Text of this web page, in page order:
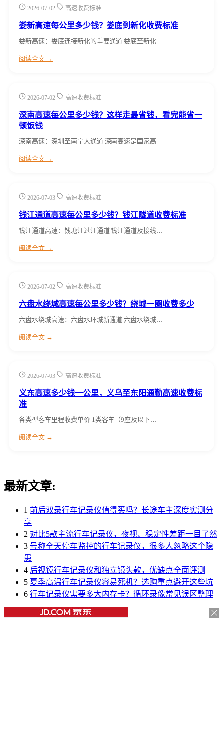
2026-07-02 高速收费标准
娄新高速每公里多少钱？娄底到新化收费标准
娄新高速：娄底连接新化的重要通道 娄底至新化…
阅读全文 →
2026-07-02 高速收费标准
深南高速每公里多少钱？这样走最省钱，看完能省一
顿饭钱
深南高速：深圳至南宁大通道 深南高速是国家高…
阅读全文 →
2026-07-03 高速收费标准
钱江通道高速每公里多少钱？钱江隧道收费标准
钱江通道高速：钱塘江过江通道 钱江通道及接线…
阅读全文 →
2026-07-02 高速收费标准
六盘水绕城高速每公里多少钱？绕城一圈收费多少
六盘水绕城高速：六盘水环城新通道 六盘水绕城…
阅读全文 →
2026-07-03 高速收费标准
义东高速多少钱一公里，义乌至东阳通勤高速收费标
准
各类型客车里程收费单价 1类客车（9座及以下…
阅读全文 →
最新文章:
1 前后双录行车记录仪值得买吗？长途车主深度实测分
享
2 对比5款主流行车记录仪，夜视、稳定性差距一目了然
3 号称全天停车监控的行车记录仪，很多人忽略这个隐
患
4 后视镜行车记录仪和独立镜头款，优缺点全面评测
5 夏季高温行车记录仪容易死机？选购重点避开这些坑
6 行车记录仪需要多大内存卡？循环录像常见误区整理